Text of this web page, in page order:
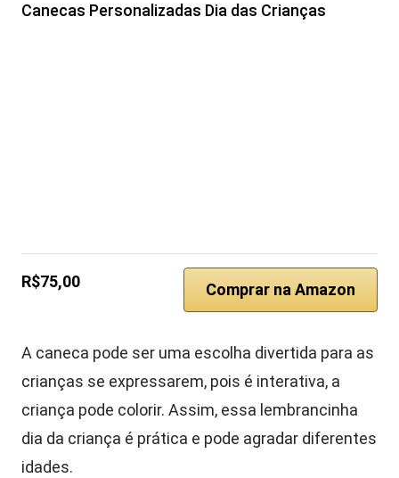
Canecas Personalizadas Dia das Crianças
R$75,00 Comprar na Amazon
A caneca pode ser uma escolha divertida para as
crianças se expressarem, pois é interativa, a
criança pode colorir. Assim, essa lembrancinha
dia da criança é prática e pode agradar diferentes
idades.